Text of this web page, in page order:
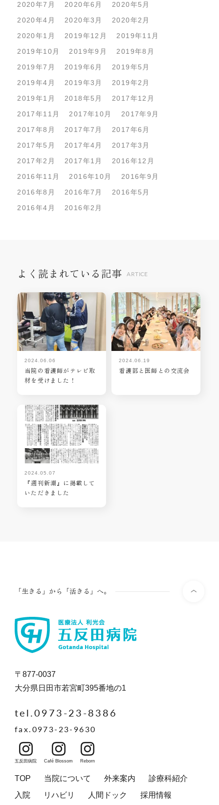
2020年7月
2020年6月
2020年5月
2020年4月
2020年3月
2020年2月
2020年1月
2019年12月
2019年11月
2019年10月
2019年9月
2019年8月
2019年7月
2019年6月
2019年5月
2019年4月
2019年3月
2019年2月
2019年1月
2018年5月
2017年12月
2017年11月
2017年10月
2017年9月
2017年8月
2017年7月
2017年6月
2017年5月
2017年4月
2017年3月
2017年2月
2017年1月
2016年12月
2016年11月
2016年10月
2016年9月
2016年8月
2016年7月
2016年5月
2016年4月
2016年2月
よく読まれている記事 ARTICE
2024.06.06
当院の看護師がテレビ取
材を受けました！
2024.06.19
看護部と医師との交流会
2024.05.07
『週刊新潮』に掲載して
いただきました
「生きる」から「活きる」へ。
〒877-0037
大分県日田市若宮町395番地の1
tel.0973-23-8386
fax.0973-23-9630
五反田病院 Café Blossom Reborn
TOP 当院について 外来案内
診療科紹介
入院
リハビリ 人間ドック 採用情報